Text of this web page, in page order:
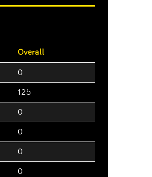
Overall
0
125
0
0
0
0